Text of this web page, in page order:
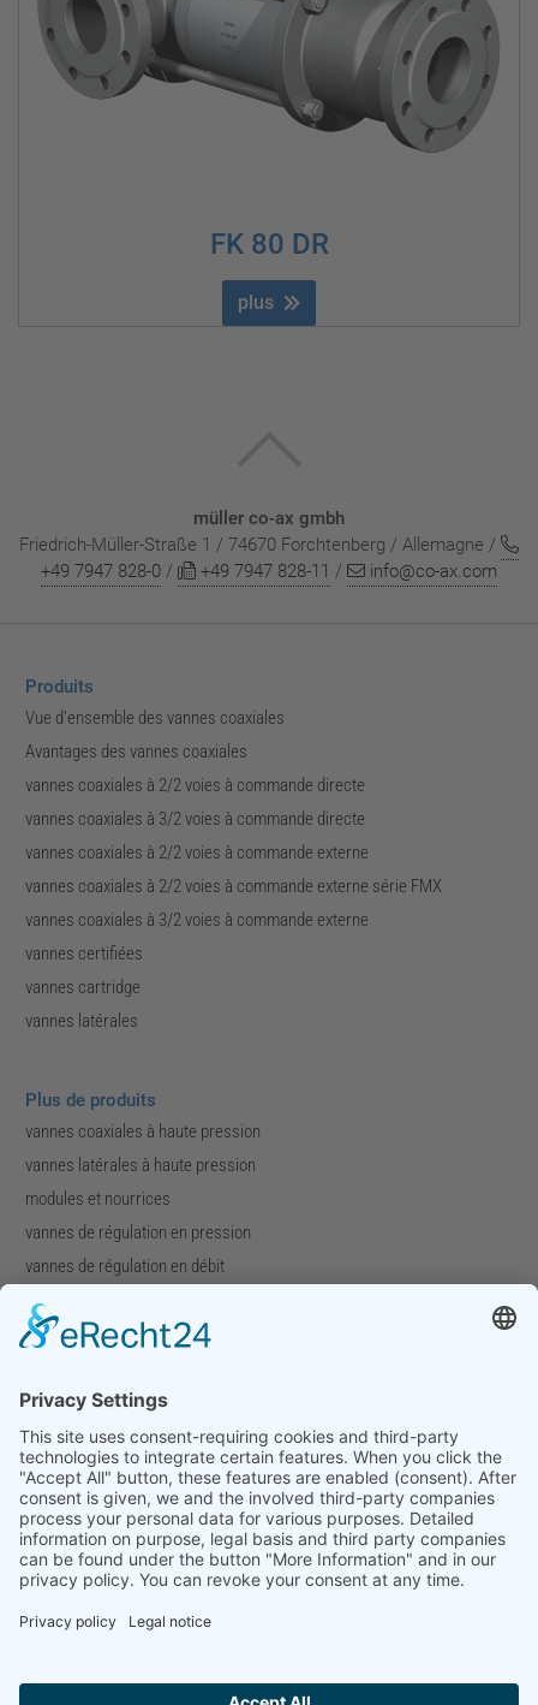
FK 80 DR
plus
müller co-ax gmbh
Friedrich-Müller-Straße 1 / 74670 Forchtenberg / Allemagne /
+49 7947 828-0 / +49 7947 828-11 / info@co-ax.com
Produits
Vue d’ensemble des vannes coaxiales
Avantages des vannes coaxiales
vannes coaxiales à 2/2 voies à commande directe
vannes coaxiales à 3/2 voies à commande directe
vannes coaxiales à 2/2 voies à commande externe
vannes coaxiales à 2/2 voies à commande externe série FMX
vannes coaxiales à 3/2 voies à commande externe
vannes certifiées
vannes cartridge
vannes latérales
Plus de produits
vannes coaxiales à haute pression
vannes latérales à haute pression
modules et nourrices
vannes de régulation en pression
vannes de régulation en débit
vannes spéciales
Entreprise
Profil de l'entreprise
Téléchargements
Foires
Contact